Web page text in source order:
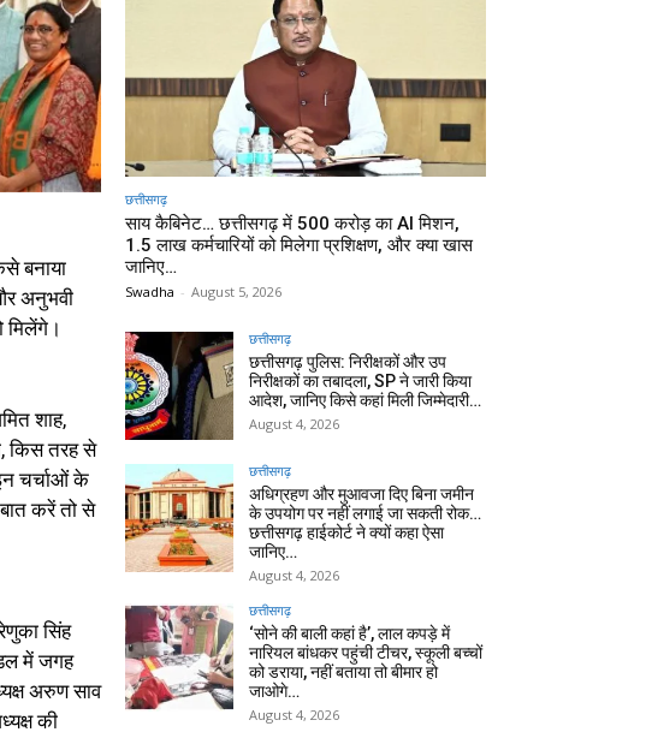
बनाया
अनुभवी
मिलेंगे।
शाह,
किस तरह से
चर्चाओं के
करें तो से
सिंह
में जगह
अरुण साव
की
छत्तीसगढ़
साय कैबिनेट… छत्तीसगढ़ में 500 करोड़ का AI मिशन,
1.5 लाख कर्मचारियों को मिलेगा प्रशिक्षण, और क्या खास
जानिए…
Swadha - August 5, 2026
छत्तीसगढ़
छत्तीसगढ़ पुलिस: निरीक्षकों और उप
निरीक्षकों का तबादला, SP ने जारी किया
आदेश, जानिए किसे कहां मिली जिम्मेदारी…
August 4, 2026
छत्तीसगढ़
अधिग्रहण और मुआवजा दिए बिना जमीन
के उपयोग पर नहीं लगाई जा सकती रोक…
छत्तीसगढ़ हाईकोर्ट ने क्यों कहा ऐसा
जानिए…
August 4, 2026
छत्तीसगढ़
‘सोने की बाली कहां है’, लाल कपड़े में
नारियल बांधकर पहुंची टीचर, स्कूली बच्चों
को डराया, नहीं बताया तो बीमार हो
जाओगे…
August 4, 2026